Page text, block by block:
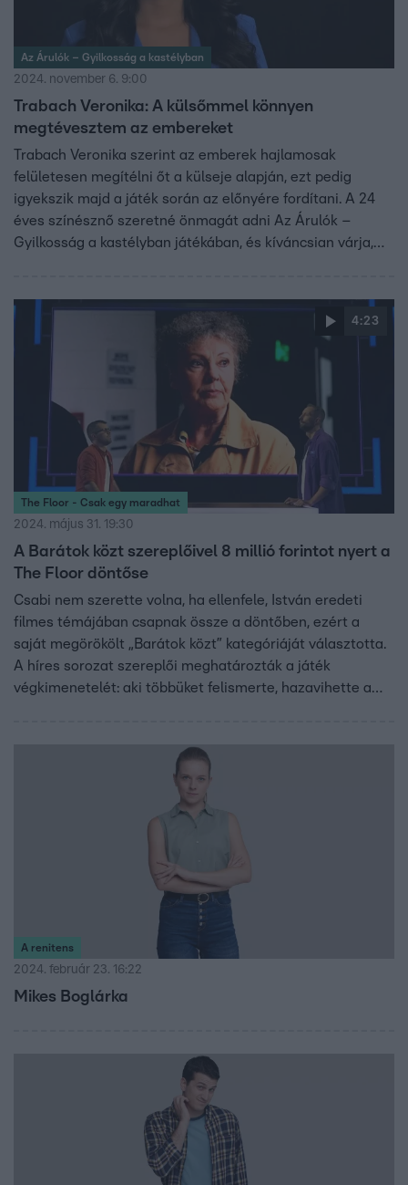
Az Árulók – Gyilkosság a kastélyban
2024. november 6. 9:00
Trabach Veronika: A külsőmmel könnyen
megtévesztem az embereket
Trabach Veronika szerint az emberek hajlamosak
felületesen megítélni őt a külseje alapján, ezt pedig
igyekszik majd a játék során az előnyére fordítani. A 24
éves színésznő szeretné önmagát adni Az Árulók –
Gyilkosság a kastélyban játékában, és kíváncsian várja,
4:23
The Floor - Csak egy maradhat
2024. május 31. 19:30
A Barátok közt szereplőivel 8 millió forintot nyert a
The Floor döntőse
Csabi nem szerette volna, ha ellenfele, István eredeti
filmes témájában csapnak össze a döntőben, ezért a
saját megörökölt „Barátok közt” kategóriáját választotta.
A híres sorozat szereplői meghatározták a játék
végkimenetelét: aki többüket felismerte, hazavihette a
A renitens
2024. február 23. 16:22
Mikes Boglárka